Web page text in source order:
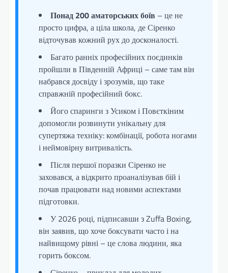
Понад 200 аматорських боїв – це не
просто цифра, а ціла школа, де Сіренко
відточував кожний рух до досконалості.
Багато ранніх професійних поєдинків
пройшли в Південній Африці – саме там він
набрався досвіду і зрозумів, що таке
справжній професійний бокс.
Його спаринги з Усиком і Повєткіним
допомогли розвинути унікальну для
супертяжа техніку: комбінації, робота ногами
і неймовірну витривалість.
Після першої поразки Сіренко не
заховався, а відкрито проаналізував бій і
почав працювати над новими аспектами
підготовки.
У 2026 році, підписавши з Zuffa Boxing,
він заявив, що хоче боксувати часто і на
найвищому рівні – це слова людини, яка
горить боксом.